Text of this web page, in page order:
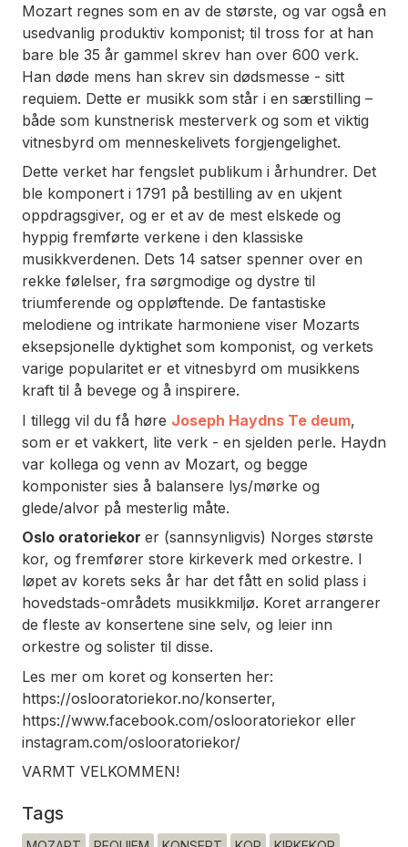
Mozart regnes som en av de største, og var også en
usedvanlig produktiv komponist; til tross for at han
bare ble 35 år gammel skrev han over 600 verk.
Han døde mens han skrev sin dødsmesse - sitt
requiem. Dette er musikk som står i en særstilling –
både som kunstnerisk mesterverk og som et viktig
vitnesbyrd om menneskelivets forgjengelighet.
Dette verket har fengslet publikum i århundrer. Det
ble komponert i 1791 på bestilling av en ukjent
oppdragsgiver, og er et av de mest elskede og
hyppig fremførte verkene i den klassiske
musikkverdenen. Dets 14 satser spenner over en
rekke følelser, fra sørgmodige og dystre til
triumferende og oppløftende. De fantastiske
melodiene og intrikate harmoniene viser Mozarts
eksepsjonelle dyktighet som komponist, og verkets
varige popularitet er et vitnesbyrd om musikkens
kraft til å bevege og å inspirere.
I tillegg vil du få høre Joseph Haydns Te deum,
som er et vakkert, lite verk - en sjelden perle. Haydn
var kollega og venn av Mozart, og begge
komponister sies å balansere lys/mørke og
glede/alvor på mesterlig måte.
Oslo oratoriekor er (sannsynligvis) Norges største
kor, og fremfører store kirkeverk med orkestre. I
løpet av korets seks år har det fått en solid plass i
hovedstads-områdets musikkmiljø. Koret arrangerer
de fleste av konsertene sine selv, og leier inn
orkestre og solister til disse.
Les mer om koret og konserten her:
https://oslooratoriekor.no/konserter,
https://www.facebook.com/oslooratoriekor eller
instagram.com/oslooratoriekor/
VARMT VELKOMMEN!
Tags